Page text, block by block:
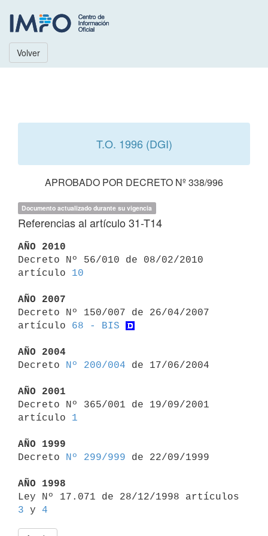
Volver
T.O. 1996 (DGI)
APROBADO POR DECRETO Nº 338/996
Documento actualizado durante su vigencia
Referencias al artículo 31-T14
AÑO 2010
Decreto Nº 56/010 de 08/02/2010
artículo 10
AÑO 2007
Decreto Nº 150/007 de 26/04/2007
artículo 68 - BIS
AÑO 2004
Decreto
Nº 200/004 de 17/06/2004
AÑO 2001
Decreto Nº 365/001 de 19/09/2001
artículo 1
AÑO 1999
Decreto
Nº 299/999 de 22/09/1999
AÑO 1998
3 y 4